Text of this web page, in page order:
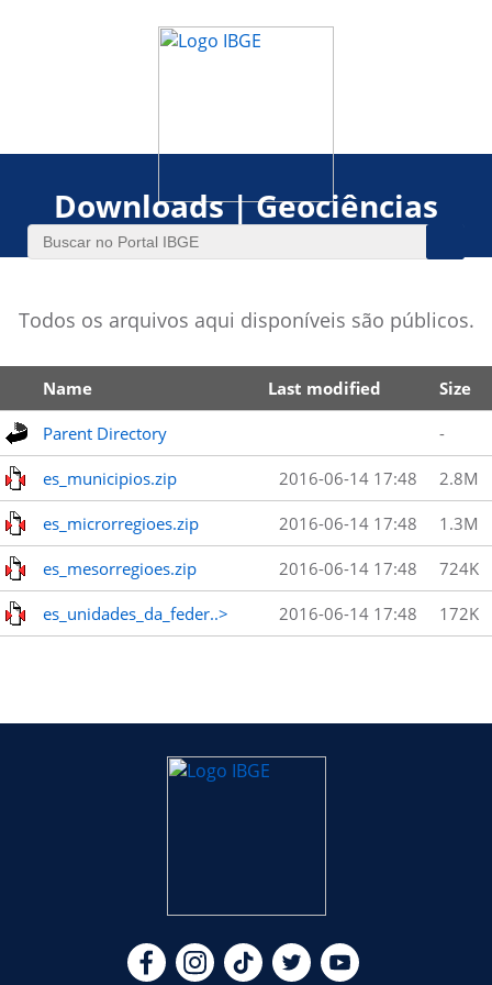
Downloads | Geociências
Todos os arquivos aqui disponíveis são públicos.
Name Last modified Size
Parent Directory -
es_municipios.zip 2016-06-14 17:48 2.8M
es_microrregioes.zip 2016-06-14 17:48 1.3M
es_mesorregioes.zip 2016-06-14 17:48 724K
es_unidades_da_feder..> 2016-06-14 17:48 172K